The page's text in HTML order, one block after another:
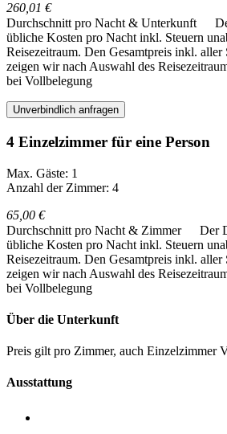
260,01 €
Durchschnitt pro Nacht & Unterkunft
übliche Kosten pro Nacht inkl. Steuern
Reisezeitraum. Den Gesamtpreis inkl. aller
zeigen wir nach Auswahl des
bei Vollbelegung
Unverbindlich anfragen
4 Einzelzimmer für eine Person
Max. Gäste: 1
Anzahl der Zimmer: 4
65,00 €
Durchschnitt pro Nacht & Zimmer
Der
übliche Kosten pro Nacht inkl. Steuern
Reisezeitraum. Den Gesamtpreis inkl. aller
zeigen wir nach Auswahl des
bei Vollbelegung
Über die Unterkunft
Preis gilt pro Zimmer, auch Einzelzimmer
Ausstattung